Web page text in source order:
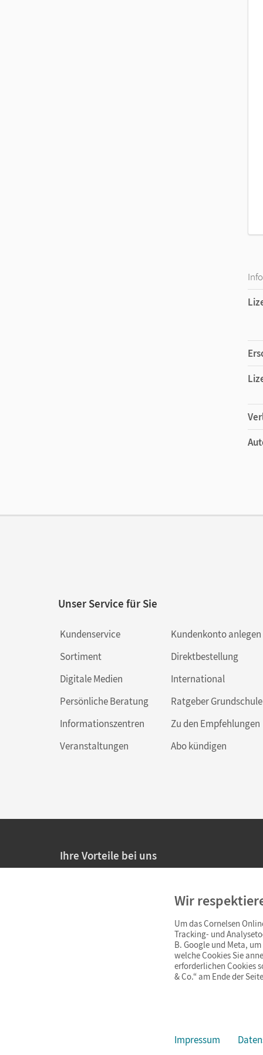
Unser Service für Sie
Kundenservice
Sortiment
Digitale Medien
Persönliche Beratung
Informationszentren
Veranstaltungen
Kundenkonto anlegen
Direktbestellung
International
Ratgeber Grundschule
Zu den Empfehlungen
Abo kündigen
Ihre Vorteile bei uns
Persönliche Angebote für Lehrkräfte
Sicheres Einkaufen mit SSL-Verschlüsselung
Widerrufsfristvon 4 Wochen
Schnelle und einfache Retourenabwicklung
Barrierefreiheit
Wir
Um das Cornelsen
Tracking- und
B. Google und Meta,
welche Cookies Sie
erforderlichen Cookies
& Co.“ am Ende der
Impressum